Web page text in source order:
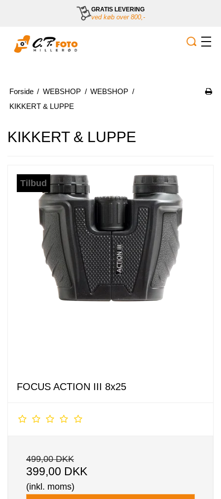
GRATIS LEVERING
ved køb over 800,-
Forside / WEBSHOP / WEBSHOP /
KIKKERT & LUPPE
KIKKERT & LUPPE
Tilbud
FOCUS ACTION III 8x25
499,00 DKK
399,00 DKK
(inkl. moms)